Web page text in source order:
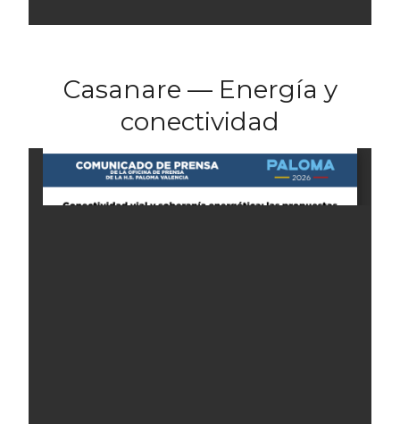
Casanare — Energía y
conectividad